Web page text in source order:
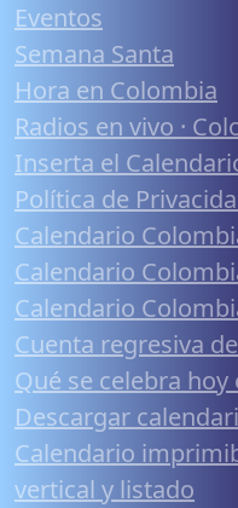
Eventos
Semana Santa
Hora en Colombia
Radios en vivo ·
Inserta el
Política de
Calendario
Calendario
Calendario
Cuenta regresiva
Qué se celebra
Descargar
Calendario
vertical y listado